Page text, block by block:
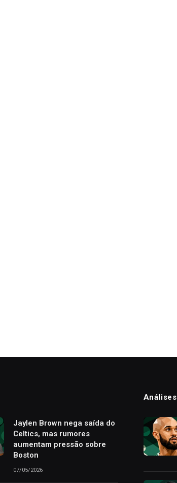
Jaylen Brown nega saída do
Celtics, mas rumores
aumentam pressão sobre
Boston
07/05/2026
Análises